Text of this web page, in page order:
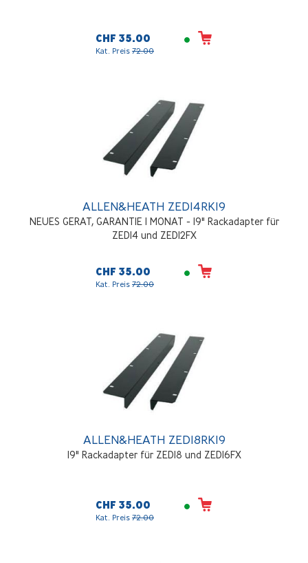
CHF 35.00
Kat. Preis 72.00
ALLEN&HEATH ZED14RK19
NEUES GERAT, GARANTIE 1 MONAT - 19" Rackadapter für
ZED14 und ZED12FX
CHF 35.00
Kat. Preis 72.00
ALLEN&HEATH ZED18RK19
19" Rackadapter für ZED18 und ZED16FX
CHF 35.00
Kat. Preis 72.00